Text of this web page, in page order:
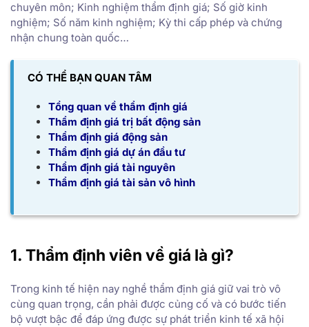
chuyên môn; Kinh nghiệm thẩm định giá; Số giờ kinh
nghiệm; Số năm kinh nghiệm; Kỳ thi cấp phép và chứng
nhận chung toàn quốc…
CÓ THỂ BẠN QUAN TÂM
Tổng quan về thẩm định giá
Thẩm định giá trị bất động sản
Thẩm định giá động sản
Thẩm định giá dự án đầu tư
Thẩm định giá tài nguyên
Thẩm định giá tài sản vô hình
1. Thẩm định viên về giá là gì?
Trong kinh tế hiện nay nghề thẩm định giá giữ vai trò vô
cùng quan trọng, cần phải được củng cố và có bước tiến
bộ vượt bậc để đáp ứng được sự phát triển kinh tế xã hội